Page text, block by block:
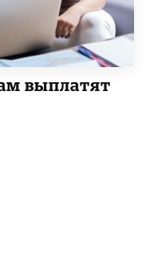
выплатят